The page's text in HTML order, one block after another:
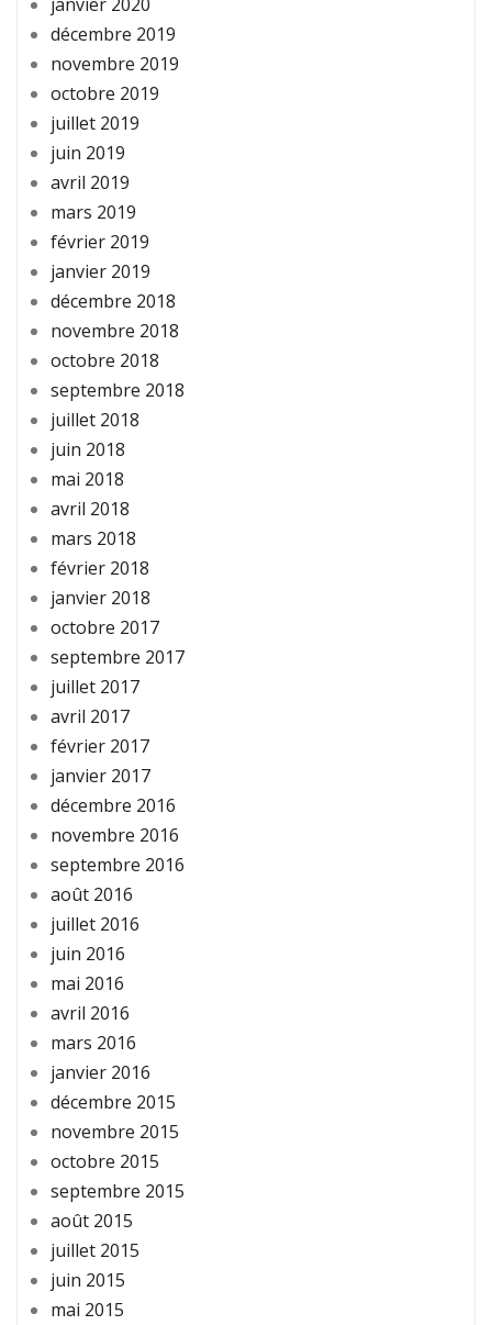
décembre 2019
novembre 2019
octobre 2019
juillet 2019
juin 2019
avril 2019
mars 2019
février 2019
janvier 2019
décembre 2018
novembre 2018
octobre 2018
septembre 2018
juillet 2018
juin 2018
mai 2018
avril 2018
mars 2018
février 2018
janvier 2018
octobre 2017
septembre 2017
juillet 2017
avril 2017
février 2017
janvier 2017
décembre 2016
novembre 2016
septembre 2016
août 2016
juillet 2016
juin 2016
mai 2016
avril 2016
mars 2016
janvier 2016
décembre 2015
novembre 2015
octobre 2015
septembre 2015
août 2015
juillet 2015
juin 2015
mai 2015